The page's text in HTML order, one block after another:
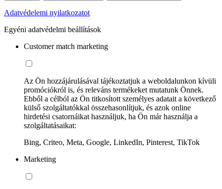
Adatvédelemi nyilatkozatot
Egyéni adatvédelmi beállítások
Customer match marketing
Az Ön hozzájárulásával tájékoztatjuk a weboldalunkon kívüli
promóciókról is, és releváns termékeket mutatunk Önnek.
Ebből a célból az Ön titkosított személyes adatait a következő
külső szolgáltatókkal összehasonlítjuk, és azok online
hirdetési csatornáikat használjuk, ha Ön már használja a
szolgáltatásaikat:
Bing, Criteo, Meta, Google, LinkedIn, Pinterest, TikTok
Marketing